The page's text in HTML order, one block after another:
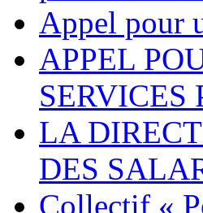
Appel pour
APPEL
SERVICES
LA
DES
Collectif «